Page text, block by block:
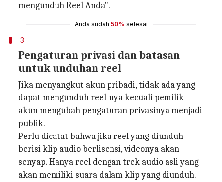
mengunduh Reel Anda".
Anda sudah 50% selesai
3
Pengaturan privasi dan batasan
untuk unduhan reel
Jika menyangkut akun pribadi, tidak ada yang
dapat mengunduh reel-nya kecuali pemilik
akun mengubah pengaturan privasinya menjadi
publik.
Perlu dicatat bahwa jika reel yang diunduh
berisi klip audio berlisensi, videonya akan
senyap. Hanya reel dengan trek audio asli yang
akan memiliki suara dalam klip yang diunduh.